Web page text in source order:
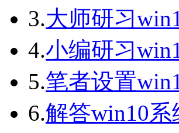
3.大师研习
4.小编研习
5.笔者设置
6.解答win10